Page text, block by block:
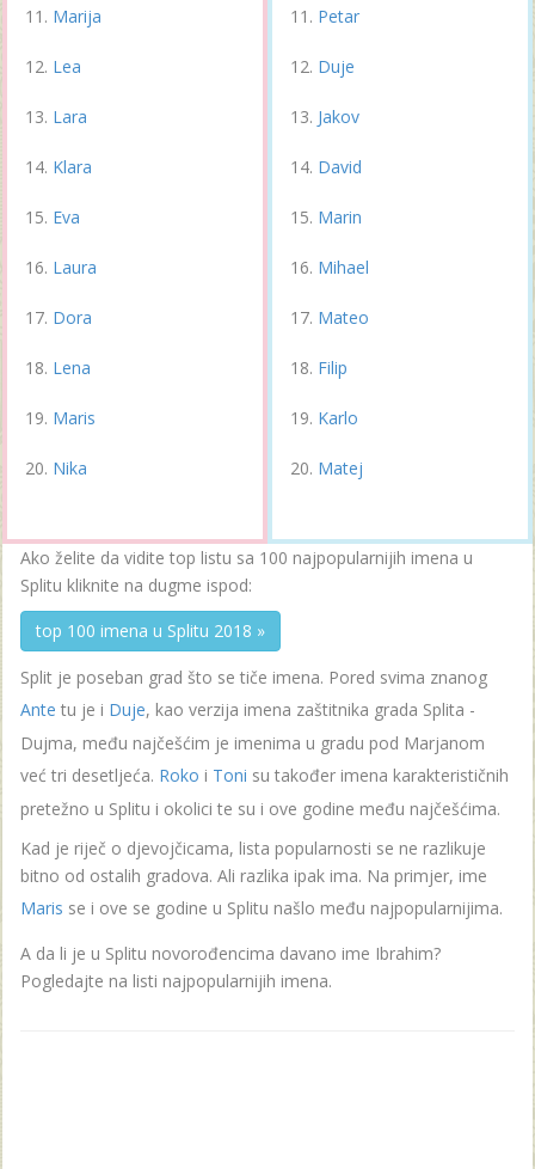
Marija
Lea
Lara
Klara
Eva
Laura
Dora
Lena
Maris
Nika
Petar
Duje
Jakov
David
Marin
Mihael
Mateo
Filip
Karlo
Matej
Ako želite da vidite top listu sa 100 najpopularnijih imena u
Splitu kliknite na dugme ispod:
top 100 imena u Splitu 2018 »
Split je poseban grad što se tiče imena. Pored svima znanog
Ante tu je i Duje, kao verzija imena zaštitnika grada Splita -
Dujma, među najčešćim je imenima u gradu pod Marjanom
već tri desetljeća. Roko i Toni su također imena karakterističnih
pretežno u Splitu i okolici te su i ove godine među najčešćima.
Kad je riječ o djevojčicama, lista popularnosti se ne razlikuje
bitno od ostalih gradova. Ali razlika ipak ima. Na primjer, ime
Maris se i ove se godine u Splitu našlo među najpopularnijima.
A da li je u Splitu novorođencima davano ime Ibrahim?
Pogledajte na listi najpopularnijih imena.